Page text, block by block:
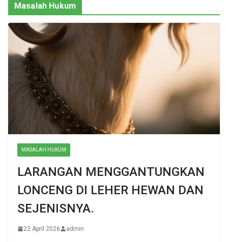
Masalah Hukum
MASALAH HUKUM
LARANGAN MENGGANTUNGKAN
LONCENG DI LEHER HEWAN DAN
SEJENISNYA.
22 April 2026 admin